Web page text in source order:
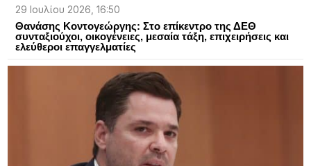
29 Ιουλίου 2026, 16:50
Θανάσης Κοντογεώργης: Στο επίκεντρο της ΔΕΘ
συνταξιούχοι, οικογένειες, μεσαία τάξη, επιχειρήσεις και
ελεύθεροι επαγγελματίες